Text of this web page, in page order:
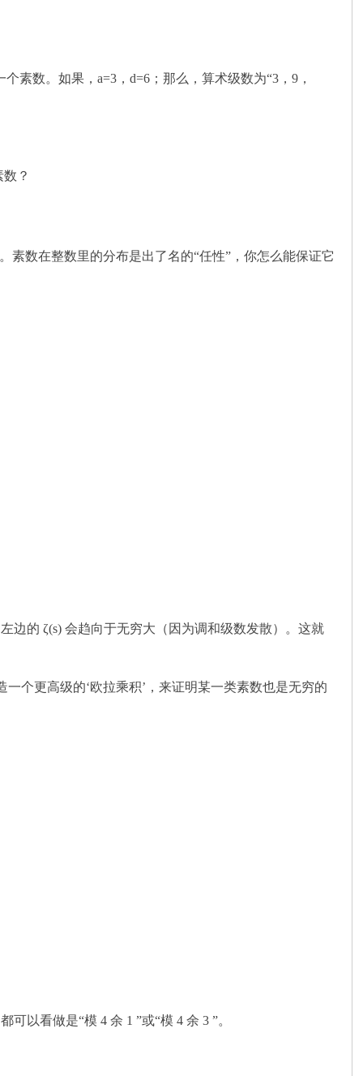
素数。如果，a=3，d=6；那么，算术级数为“3，9，
？
素数在整数里的分布是出了名的“任性”，你怎么能保证它
边的 ζ(s) 会趋向于无穷大（因为调和级数发散）。这就
个更高级的‘欧拉乘积’，来证明某一类素数也是无穷的
以看做是“模 4 余 1 ”或“模 4 余 3 ”。